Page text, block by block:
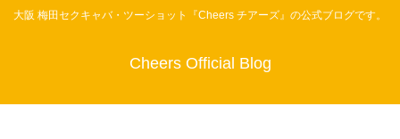
大阪 梅田セクキャバ・ツーショット『Cheers チアーズ』の公式ブログです。
Cheers Official Blog